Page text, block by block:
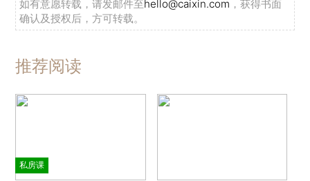
如有意愿转载，请发邮件至hello@caixin.com ，获得书面
确认及授权后，方可转载。
推荐阅读
私房课